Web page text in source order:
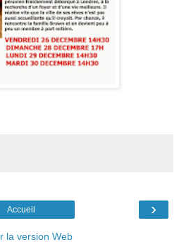
›
Accueil
la version Web